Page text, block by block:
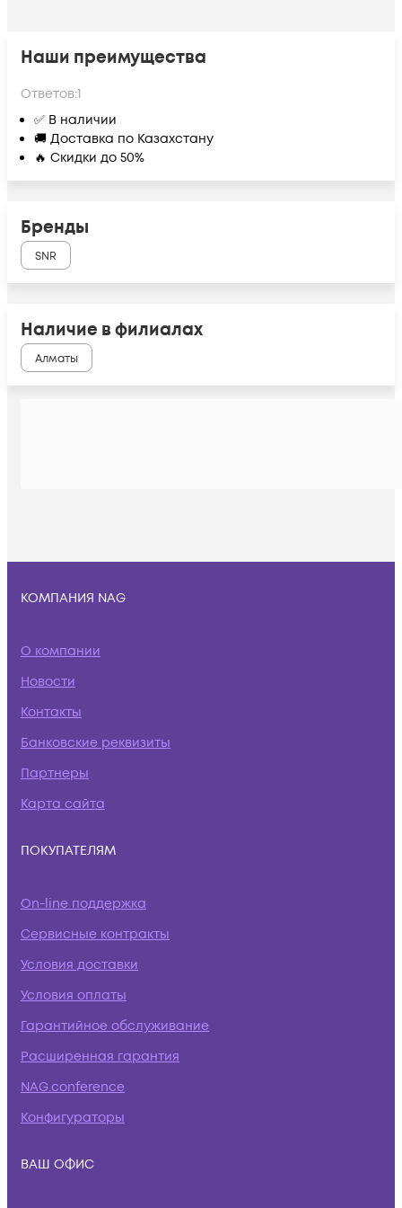
Наши преимущества
Ответов:1
✅ В наличии
🚚 Доставка по Казахстану
🔥 Скидки до 50%
Бренды
SNR
Наличие в филиалах
Алматы
КОМПАНИЯ NAG
О компании
Новости
Контакты
Банковские реквизиты
Партнеры
Карта сайта
ПОКУПАТЕЛЯМ
On-line поддержка
Сервисные контракты
Условия доставки
Условия оплаты
Гарантийное обслуживание
Расширенная гарантия
NAG.conference
Конфигураторы
ВАШ ОФИС